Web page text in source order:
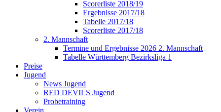
Scorerliste 2018/19
Ergebnisse 2017/18
Tabelle 2017/18
Scorerliste 2017/18
2. Mannschaft
Termine und Ergebnisse 2026 2. Mannschaft
Tabelle Württemberg Bezirksliga 1
Preise
Jugend
News Jugend
RED DEVILS Jugend
Probetraining
Verein